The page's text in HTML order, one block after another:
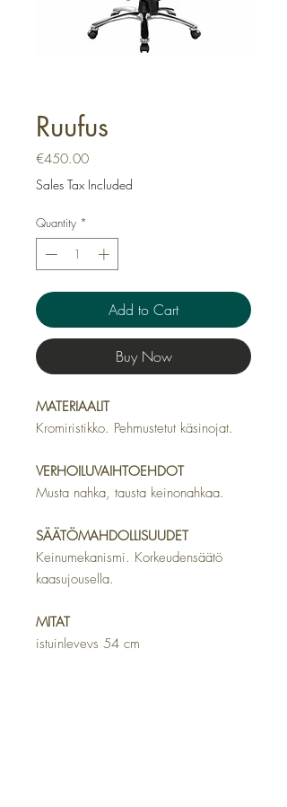
Ruufus
€450.00Price
Sales Tax Included
Quantity *
Add to Cart
Buy Now
MATERIAALIT
Kromiristikko. Pehmustetut käsinojat.
VERHOILUVAIHTOEHDOT
Musta nahka, tausta keinonahkaa.
SÄÄTÖMAHDOLLISUUDET
Keinumekanismi. Korkeudensäätö
kaasujousella.
MITAT
istuinleveys 54 cm